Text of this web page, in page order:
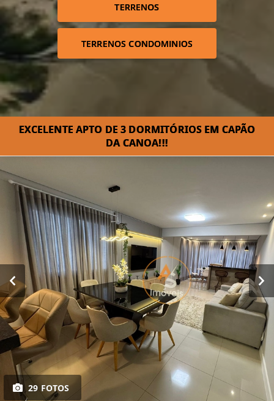
TERRENOS
TERRENOS CONDOMINIOS
EXCELENTE APTO DE 3 DORMITÓRIOS EM CAPÃO
DA CANOA!!!
29 FOTOS